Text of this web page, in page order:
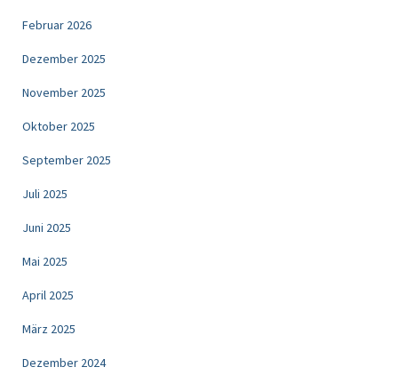
Februar 2026
Dezember 2025
November 2025
Oktober 2025
September 2025
Juli 2025
Juni 2025
Mai 2025
April 2025
März 2025
Dezember 2024